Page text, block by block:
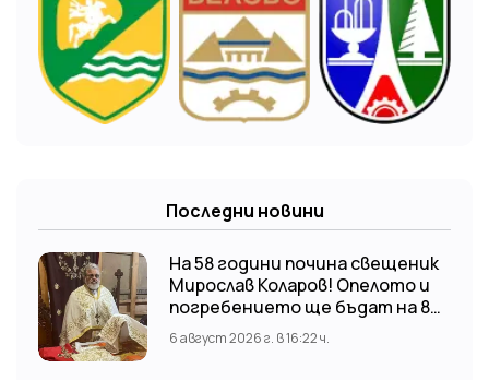
Последни новини
На 58 години почина свещеник
Мирослав Коларов! Опелото и
погребението ще бъдат на 8
август (събота) от 11:00 часа в
храм “Св. Св. Козма и Дамян”, гр.
6 август 2026 г. в 16:22 ч.